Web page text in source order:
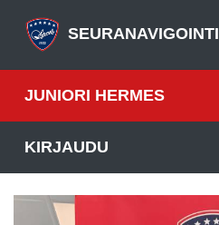
SEURANAVIGOINTI
JUNIORI HERMES
KIRJAUDU